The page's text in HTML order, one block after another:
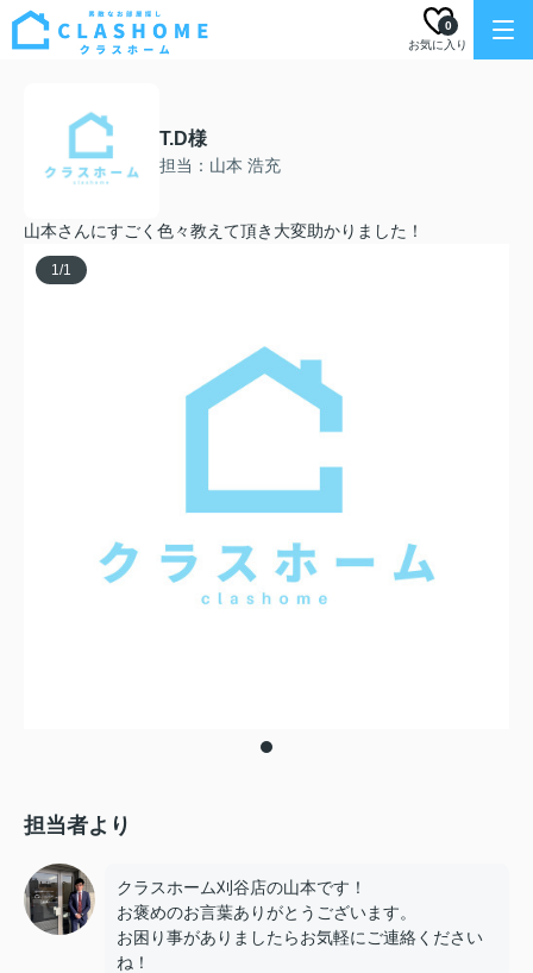
お気に入り
0
T.D様
担当：山本 浩充
山本さんにすごく色々教えて頂き大変助かりました！
1/1
担当者より
クラスホーム刈谷店の山本です！
お褒めのお言葉ありがとうございます。
お困り事がありましたらお気軽にご連絡ください
ね！